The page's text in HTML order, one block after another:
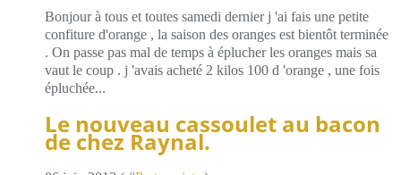
Bonjour à tous et toutes samedi dernier j 'ai fais une petite
confiture d'orange , la saison des oranges est bientôt terminée
. On passe pas mal de temps à éplucher les oranges mais sa
vaut le coup . j 'avais acheté 2 kilos 100 d 'orange , une fois
épluchée...
Le nouveau cassoulet au bacon
de chez Raynal.